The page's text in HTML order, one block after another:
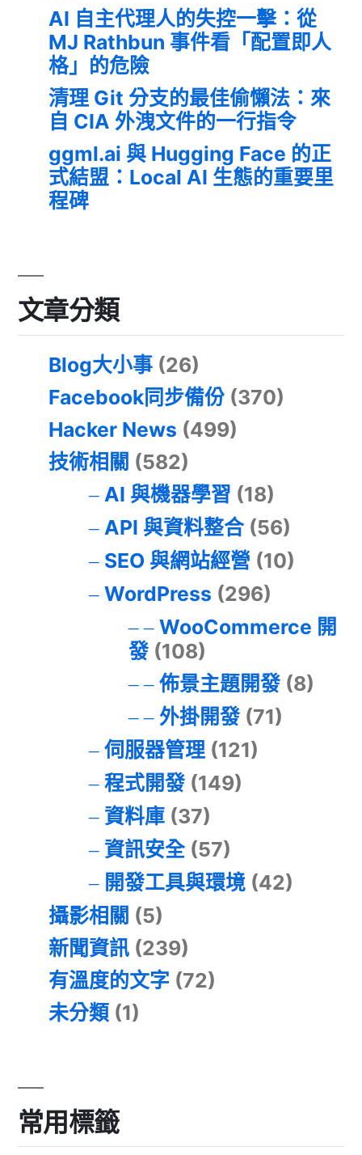
AI 自主代理人的失控一擊：從
MJ Rathbun 事件看「配置即人
格」的危險
清理 Git 分支的最佳偷懶法：來
自 CIA 外洩文件的一行指令
ggml.ai 與 Hugging Face 的正
式結盟：Local AI 生態的重要里
程碑
文章分類
Blog大小事 (26)
Facebook同步備份 (370)
Hacker News (499)
技術相關 (582)
AI 與機器學習 (18)
API 與資料整合(56)
SEO 與網站經營 (10)
WordPress (296)
WooCommerce 開
發(108)
佈景主題開發(8)
外掛開發(71)
伺服器管理(121)
程式開發(149)
資料庫(37)
資訊安全(57)
開發工具與環境(42)
攝影相關 (5)
新聞資訊 (239)
有溫度的文字 (72)
未分類 (1)
常用標籤